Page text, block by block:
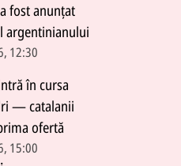
fost anunțat
argentinianului
12:30
în cursa
— catalanii
ofertă
15:00